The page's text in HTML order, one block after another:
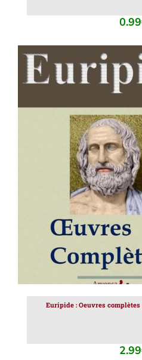
0.99
AJOUTER AU PANIER /
Euripide : Oeuvres complètes
2.99